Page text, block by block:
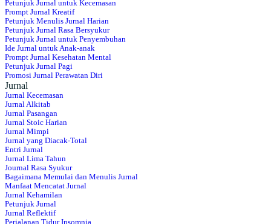
Petunjuk Jurnal untuk Kecemasan
Prompt Jurnal Kreatif
Petunjuk Menulis Jurnal Harian
Petunjuk Jurnal Rasa Bersyukur
Petunjuk Jurnal untuk Penyembuhan
Ide Jurnal untuk Anak-anak
Prompt Jurnal Kesehatan Mental
Petunjuk Jurnal Pagi
Promosi Jurnal Perawatan Diri
Jurnal
Jurnal Kecemasan
Jurnal Alkitab
Jurnal Pasangan
Jurnal Stoic Harian
Jurnal Mimpi
Jurnal yang Diacak-Total
Entri Jurnal
Jurnal Lima Tahun
Journal Rasa Syukur
Bagaimana Memulai dan Menulis Jurnal
Manfaat Mencatat Jurnal
Jurnal Kehamilan
Petunjuk Jurnal
Jurnal Reflektif
Perjalanan Tidur Insomnia